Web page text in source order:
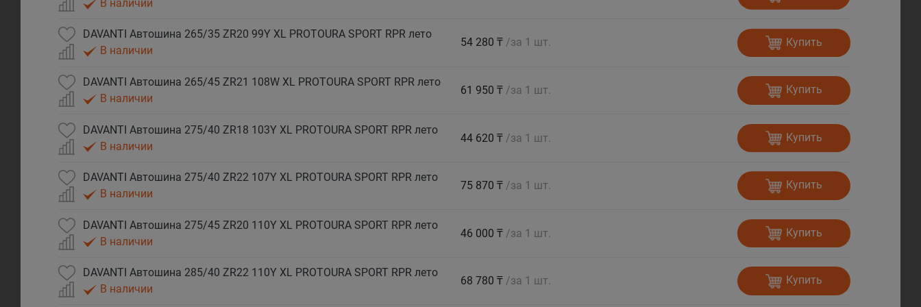
В наличии
DAVANTI Автошина 265/35 ZR20 99Y XL PROTOURA SPORT RPR лето
В наличии
54 280 ₸ /за 1 шт. Купить
DAVANTI Автошина 265/45 ZR21 108W XL PROTOURA SPORT RPR лето
В наличии
61 950 ₸ /за 1 шт. Купить
DAVANTI Автошина 275/40 ZR18 103Y XL PROTOURA SPORT RPR лето
В наличии
44 620 ₸ /за 1 шт. Купить
DAVANTI Автошина 275/40 ZR22 107Y XL PROTOURA SPORT RPR лето
В наличии
75 870 ₸ /за 1 шт. Купить
DAVANTI Автошина 275/45 ZR20 110Y XL PROTOURA SPORT RPR лето
В наличии
46 000 ₸ /за 1 шт. Купить
DAVANTI Автошина 285/40 ZR22 110Y XL PROTOURA SPORT RPR лето
В наличии
68 780 ₸ /за 1 шт. Купить